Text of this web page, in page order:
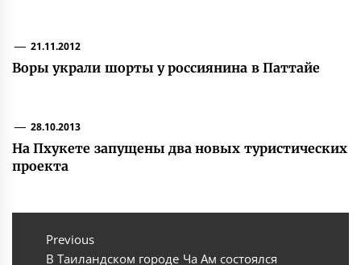
21.11.2012
Воры украли шорты у россиянина в Паттайе
28.10.2013
На Пхукете запущены два новых туристических
проекта
Навигация
Previous
Previous
В Таиландском городе Ча Ам состоялся